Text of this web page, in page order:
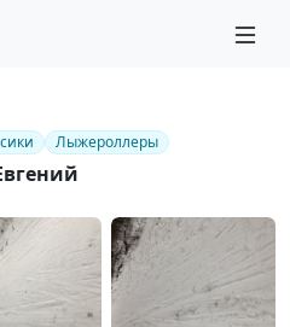
Лыжероллеры